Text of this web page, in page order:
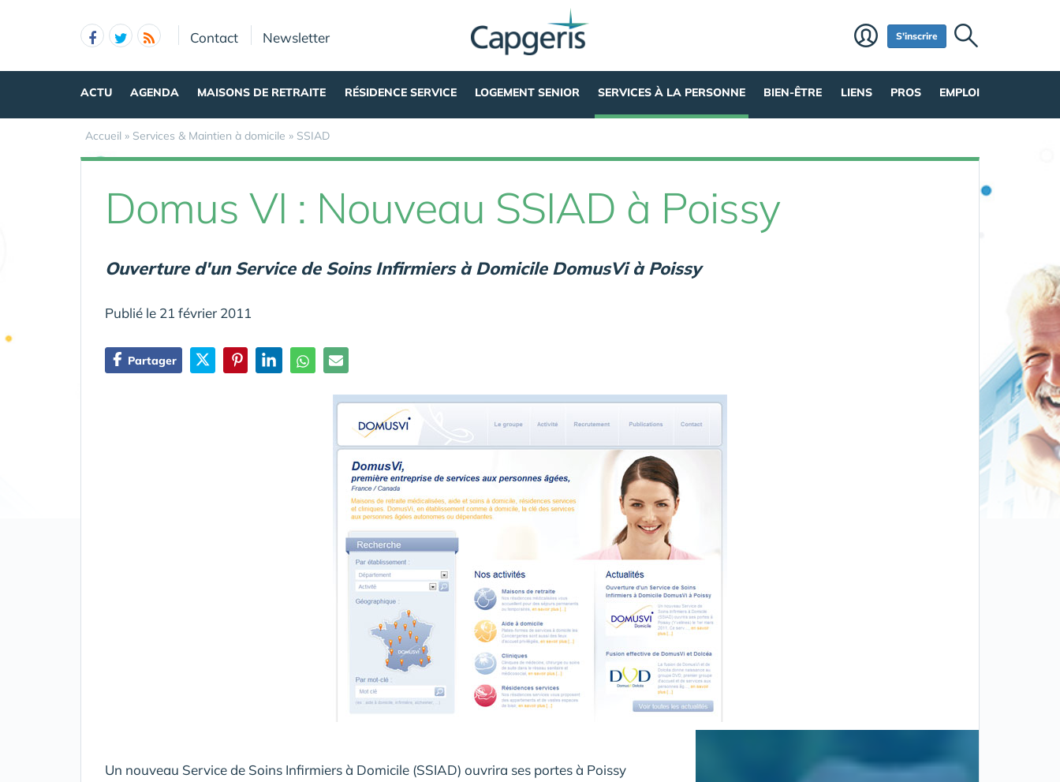
Contact Newsletter S'inscrire
ACTU AGENDA MAISONS DE RETRAITE RÉSIDENCE SERVICE LOGEMENT SENIOR SERVICES À LA PERSONNE BIEN-ÊTRE LIENS PROS EMPLOI
Accueil » Services & Maintien à domicile » SSIAD
Domus VI : Nouveau SSIAD à Poissy
Ouverture d'un Service de Soins Infirmiers à Domicile DomusVi à Poissy
Publié le 21 février 2011
Partager
Un nouveau Service de Soins Infirmiers à Domicile (SSIAD) ouvrira ses portes à Poissy